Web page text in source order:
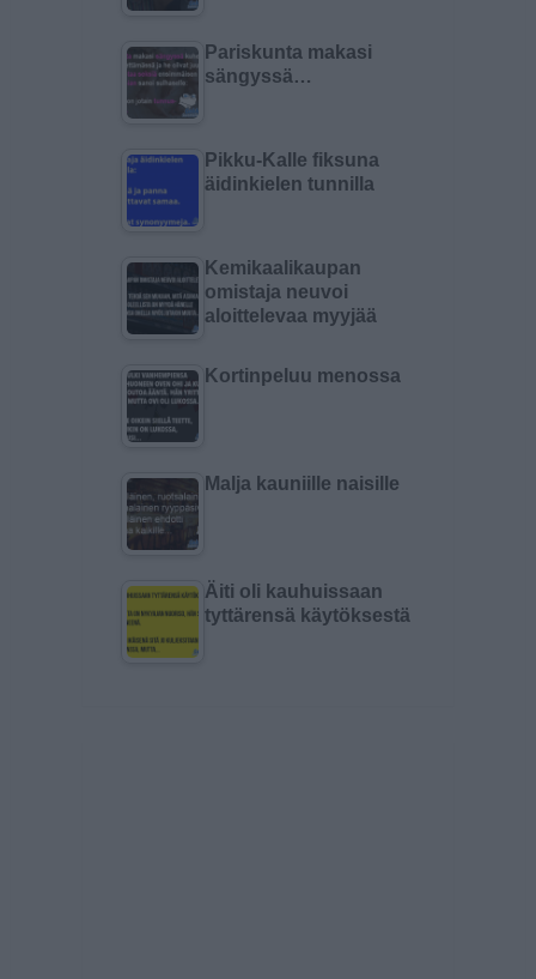
Pariskunta makasi
sängyssä…
Pikku-Kalle fiksuna
äidinkielen tunnilla
Kemikaalikaupan
omistaja neuvoi
aloittelevaa myyjää
Kortinpeluu menossa
Malja kauniille naisille
Äiti oli kauhuissaan
tyttärensä käytöksestä